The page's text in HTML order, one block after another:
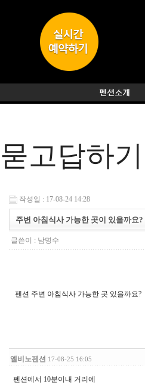
묻고답하기
작성일 : 17-08-24 14:28
주변 아침식사 가능한 곳이 있을까요?
글쓴이 : 남명수
펜션 주변 아침식사 가능한 곳 있을까요?
엘비노펜션 17-08-25 16:05
펜션에서 10분이내 거리에